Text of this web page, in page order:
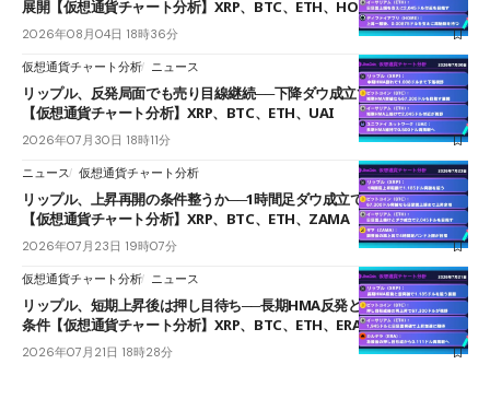
展開【仮想通貨チャート分析】XRP、BTC、ETH、HOME
2026年08月04日 18時36分
仮想通貨チャート分析 ニュース
リップル、反発局面でも売り目線継続──下降ダウ成立で下値追う展開
【仮想通貨チャート分析】XRP、BTC、ETH、UAI
2026年07月30日 18時11分
ニュース 仮想通貨チャート分析
リップル、上昇再開の条件整うか──1時間足ダウ成立で1.185ドルを狙う
【仮想通貨チャート分析】XRP、BTC、ETH、ZAMA
2026年07月23日 19時07分
仮想通貨チャート分析 ニュース
リップル、短期上昇後は押し目待ち──長期HMA反発と雲上抜けが買い
条件【仮想通貨チャート分析】XRP、BTC、ETH、ERA
2026年07月21日 18時28分